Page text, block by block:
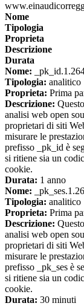
Nome
Tipologia
Proprieta
Descrizione
Durata
Nome:
Tipologia: analitico
Proprieta: Prima
Descrizione:
analisi web open
proprietari di siti
misurare le
prefisso _pk_id è
si ritiene sia un
cookie.
Durata: 1 anno
Nome:
Tipologia: analitico
Proprieta: Prima
Descrizione:
analisi web open
proprietari di siti
misurare le
prefisso _pk_ses è
si ritiene sia un
cookie.
Durata: 30 minuti